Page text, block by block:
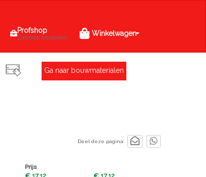
Profshop
Zakelijk bestellen Winkelwagen
Ga naar bouwmaterialen
Deel deze pagina:
Prijs
€ 17,12 € 17,12